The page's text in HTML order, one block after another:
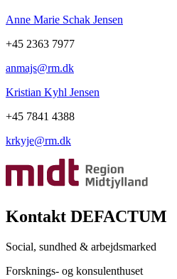
Anne Marie Schak Jensen
+45 2363 7977
anmajs@rm.dk
Kristian Kyhl Jensen
+45 7841 4388
krkyje@rm.dk
Kontakt DEFACTUM
Social, sundhed & arbejdsmarked
Forsknings- og konsulenthuset